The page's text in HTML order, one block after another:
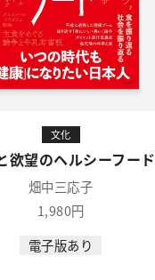
文化
欲望のヘルシーフード
畑中三応子
1,980円
電子版あり